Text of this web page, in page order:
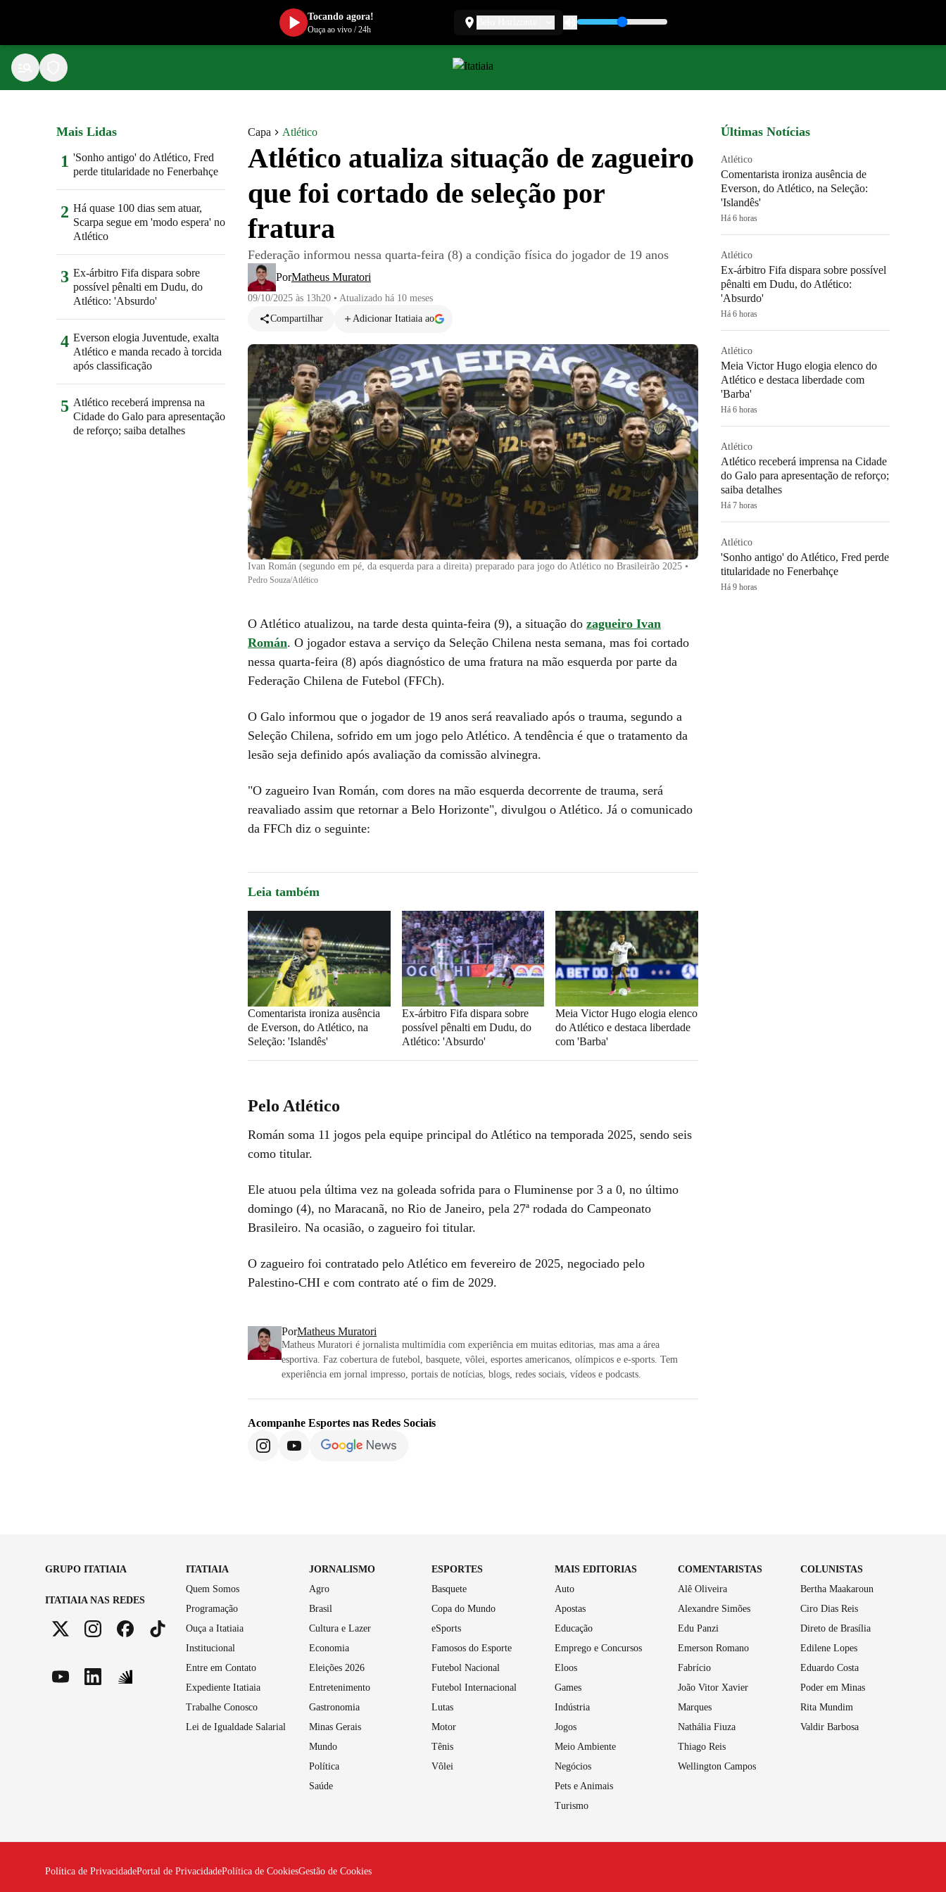
Capa Atlético
Atlético atualiza situação de zagueiro
que foi cortado de seleção por
fratura
Federação informou nessa quarta-feira (8) a condição física do jogador de 19 anos
PorMatheus Muratori
09/10/2025 às 13h20 • Atualizado há 10 meses
Compartilhar
Adicionar Itatiaia ao
Ivan Román (segundo em pé, da esquerda para a direita) preparado para jogo do Atlético no Brasileirão 2025 •
Pedro Souza/Atlético
O Atlético atualizou, na tarde desta quinta-feira (9), a situação do zagueiro Ivan
Román. O jogador estava a serviço da Seleção Chilena nesta semana, mas foi cortado
nessa quarta-feira (8) após diagnóstico de uma fratura na mão esquerda por parte da
Federação Chilena de Futebol (FFCh).
O Galo informou que o jogador de 19 anos será reavaliado após o trauma, segundo a
Seleção Chilena, sofrido em um jogo pelo Atlético. A tendência é que o tratamento da
lesão seja definido após avaliação da comissão alvinegra.
"O zagueiro Ivan Román, com dores na mão esquerda decorrente de trauma, será
reavaliado assim que retornar a Belo Horizonte", divulgou o Atlético. Já o comunicado
da FFCh diz o seguinte:
Leia também
Comentarista ironiza ausência
de Everson, do Atlético, na
Seleção: 'Islandês'
Ex-árbitro Fifa dispara sobre
possível pênalti em Dudu, do
Atlético: 'Absurdo'
Meia Victor Hugo elogia elenco
do Atlético e destaca liberdade
com 'Barba'
Pelo Atlético
Román soma 11 jogos pela equipe principal do Atlético na temporada 2025, sendo seis
como titular.
Ele atuou pela última vez na goleada sofrida para o Fluminense por 3 a 0, no último
domingo (4), no Maracanã, no Rio de Janeiro, pela 27ª rodada do Campeonato
Brasileiro. Na ocasião, o zagueiro foi titular.
O zagueiro foi contratado pelo Atlético em fevereiro de 2025, negociado pelo
Palestino-CHI e com contrato até o fim de 2029.
PorMatheus Muratori
Matheus Muratori é jornalista multimídia com experiência em muitas editorias, mas ama a área
esportiva. Faz cobertura de futebol, basquete, vôlei, esportes americanos, olímpicos e e-sports. Tem
experiência em jornal impresso, portais de notícias, blogs, redes sociais, vídeos e podcasts.
Acompanhe Esportes nas Redes Sociais
Mais Lidas
1 'Sonho antigo' do Atlético, Fred
perde titularidade no Fenerbahçe
2 Há quase 100 dias sem atuar,
Scarpa segue em 'modo espera' no
Atlético
3 Ex-árbitro Fifa dispara sobre
possível pênalti em Dudu, do
Atlético: 'Absurdo'
4 Everson elogia Juventude, exalta
Atlético e manda recado à torcida
após classificação
5 Atlético receberá imprensa na
Cidade do Galo para apresentação
de reforço; saiba detalhes
Últimas Notícias
Atlético
Comentarista ironiza ausência de
Everson, do Atlético, na Seleção:
'Islandês'
Há 6 horas
Atlético
Ex-árbitro Fifa dispara sobre possível
pênalti em Dudu, do Atlético:
'Absurdo'
Há 6 horas
Atlético
Meia Victor Hugo elogia elenco do
Atlético e destaca liberdade com
'Barba'
Há 6 horas
Atlético
Atlético receberá imprensa na Cidade
do Galo para apresentação de reforço;
saiba detalhes
Há 7 horas
Atlético
'Sonho antigo' do Atlético, Fred perde
titularidade no Fenerbahçe
Há 9 horas
GRUPO ITATIAIA
ITATIAIA NAS REDES
ITATIAIA
Quem Somos
Programação
Ouça a Itatiaia
Institucional
Entre em Contato
Expediente Itatiaia
Trabalhe Conosco
Lei de Igualdade Salarial
JORNALISMO
Agro
Brasil
Cultura e Lazer
Economia
Eleições 2026
Entretenimento
Gastronomia
Minas Gerais
Mundo
Política
Saúde
ESPORTES
Basquete
Copa do Mundo
eSports
Famosos do Esporte
Futebol Nacional
Futebol Internacional
Lutas
Motor
Tênis
Vôlei
MAIS EDITORIAS
Auto
Apostas
Educação
Emprego e Concursos
Eloos
Games
Indústria
Jogos
Meio Ambiente
Negócios
Pets e Animais
Turismo
COMENTARISTAS
Alê Oliveira
Alexandre Simões
Edu Panzi
Emerson Romano
Fabrício
João Vitor Xavier
Marques
Nathália Fiuza
Thiago Reis
Wellington Campos
COLUNISTAS
Bertha Maakaroun
Ciro Dias Reis
Direto de Brasília
Edilene Lopes
Eduardo Costa
Poder em Minas
Rita Mundim
Valdir Barbosa
Política de PrivacidadePortal de PrivacidadePolítica de CookiesGestão de Cookies
Tocando agora!
Ouça ao vivo/24h